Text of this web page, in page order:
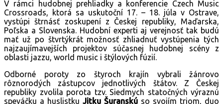
V rámci hudobnej prehliadky a konferencie Czech Music
Crossroads, ktorá sa uskutoční 17. – 18. júla v Ostrave,
vystúpi štrnásť zoskupení z Českej republiky, Maďarska,
Poľska a Slovenska. Hudobní experti aj verejnosť tak budú
mať už po štvrtýkrát možnosť zhliadnuť vystúpenia tých
najzaujímavejších projektov súčasnej hudobnej scény z
oblasti jazzu, world music i štýlových fúzií.
Odborné poroty zo štyroch krajín vybrali žánrovo
rôznorodých zástupcov jednotlivých štátov. Z Českej
republiky zvolila porota tzv. Siedmych statočných výraznú
speváčku a huslistku Jitku Šuranskú so svojím triom, duo